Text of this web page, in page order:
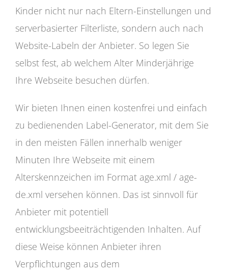
Kinder nicht nur nach Eltern-Einstellungen und
serverbasierter Filterliste, sondern auch nach
Website-Labeln der Anbieter. So legen Sie
selbst fest, ab welchem Alter Minderjährige
Ihre Webseite besuchen dürfen.
Wir bieten Ihnen einen kostenfrei und einfach
zu bedienenden Label-Generator, mit dem Sie
in den meisten Fällen innerhalb weniger
Minuten Ihre Webseite mit einem
Alterskennzeichen im Format age.xml / age-
de.xml versehen können. Das ist sinnvoll für
Anbieter mit potentiell
entwicklungsbeeiträchtigenden Inhalten. Auf
diese Weise können Anbieter ihren
Verpflichtungen aus dem